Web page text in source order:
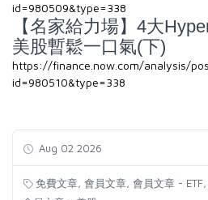
id=980509&type=338
【名家給力場】4大
美股暫鬆一口氣(下)
https://finance.now.com/analysis/
id=980510&type=338
Aug 02 2026
免費文章 會員文章 會員文章 - ETF